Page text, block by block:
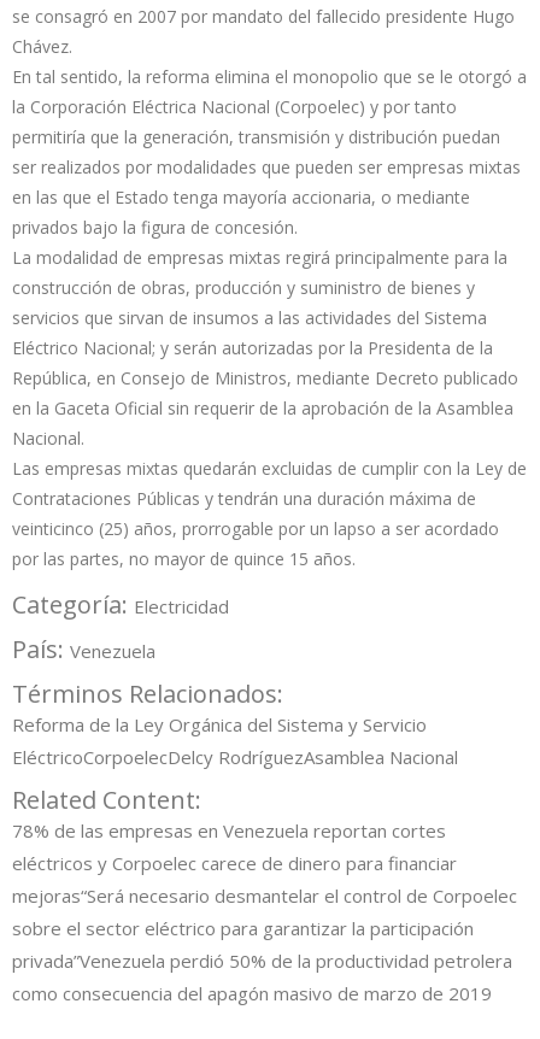
se consagró en 2007 por mandato del fallecido presidente Hugo
Chávez.
En tal sentido, la reforma elimina el monopolio que se le otorgó a
la Corporación Eléctrica Nacional (Corpoelec) y por tanto
permitiría que la generación, transmisión y distribución puedan
ser realizados por modalidades que pueden ser empresas mixtas
en las que el Estado tenga mayoría accionaria, o mediante
privados bajo la figura de concesión.
La modalidad de empresas mixtas regirá principalmente para la
construcción de obras, producción y suministro de bienes y
servicios que sirvan de insumos a las actividades del Sistema
Eléctrico Nacional; y serán autorizadas por la Presidenta de la
República, en Consejo de Ministros, mediante Decreto publicado
en la Gaceta Oficial sin requerir de la aprobación de la Asamblea
Nacional.
Las empresas mixtas quedarán excluidas de cumplir con la Ley de
Contrataciones Públicas y tendrán una duración máxima de
veinticinco (25) años, prorrogable por un lapso a ser acordado
por las partes, no mayor de quince 15 años.
Categoría: Electricidad
País: Venezuela
Términos Relacionados:
Reforma de la Ley Orgánica del Sistema y Servicio
EléctricoCorpoelecDelcy RodríguezAsamblea Nacional
Related Content:
78% de las empresas en Venezuela reportan cortes
eléctricos y Corpoelec carece de dinero para financiar
mejoras“Será necesario desmantelar el control de Corpoelec
sobre el sector eléctrico para garantizar la participación
privada”Venezuela perdió 50% de la productividad petrolera
como consecuencia del apagón masivo de marzo de 2019